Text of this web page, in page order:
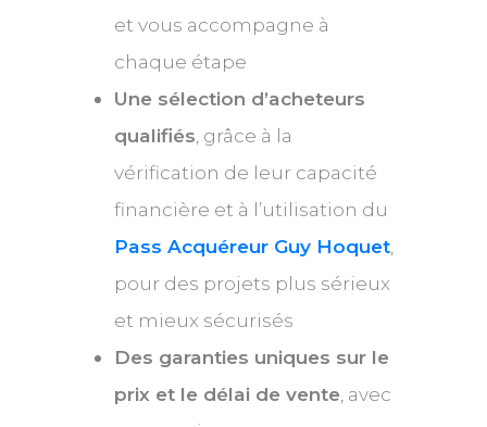
et vous accompagne à
chaque étape
Une sélection d’acheteurs
qualifiés , grâce à la
vérification de leur capacité
financière et à l’utilisation du
Pass Acquéreur Guy Hoquet
pour des projets plus sérieux
et mieux sécurisés
Des garanties uniques sur le
prix et le délai de vente , avec